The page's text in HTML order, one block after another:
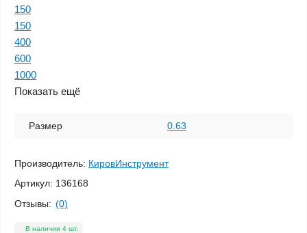
150
150
400
600
1000
Показать ещё
Размер 0.63
Производитель: КировИнструмент
Артикул: 136168
Отзывы: (0)
В наличии 4 шт.